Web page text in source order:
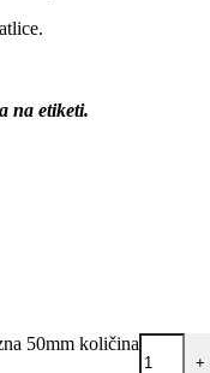
na etiketi.
50mm količina
+